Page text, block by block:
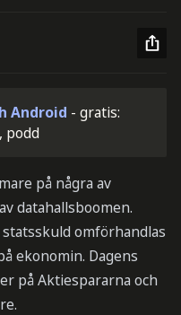
Android - gratis:
podd
på några av
datahallsboomen.
omförhandlas
ekonomin. Dagens
på Aktiespararna och